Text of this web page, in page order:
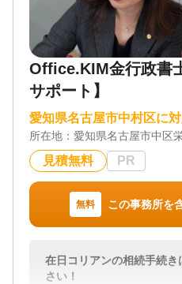
対応地域
全国（愛知・岐阜・三重以
なります）
対応業務
遺言書 / 遺産分割 / 生前贈
申告 / 家族信託 / 相続手続
/ 事業承継 / 相続税対策 / 相
対応体制
電話相談可 / 訪問可 / 土日
時以降相談可 / オンライン
Office.KIM金行政書
サポート】
愛知県名古屋市中村区に
所在地： 愛知県名古屋市中区
見積無料 PR
無料 この事務所を
在日コリアンの相続手続
さい！